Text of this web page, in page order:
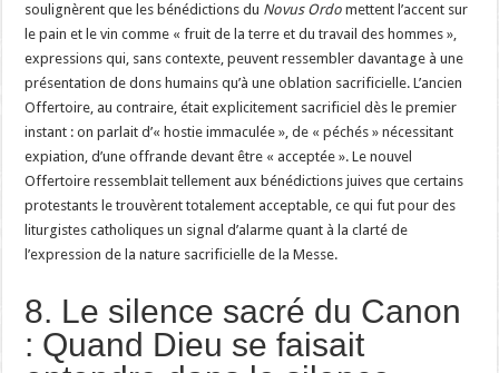
soulignèrent que les bénédictions du Novus Ordo mettent l’accent sur
le pain et le vin comme « fruit de la terre et du travail des hommes »,
expressions qui, sans contexte, peuvent ressembler davantage à une
présentation de dons humains qu’à une oblation sacrificielle. L’ancien
Offertoire, au contraire, était explicitement sacrificiel dès le premier
instant : on parlait d’« hostie immaculée », de « péchés » nécessitant
expiation, d’une offrande devant être « acceptée ». Le nouvel
Offertoire ressemblait tellement aux bénédictions juives que certains
protestants le trouvèrent totalement acceptable, ce qui fut pour des
liturgistes catholiques un signal d’alarme quant à la clarté de
l’expression de la nature sacrificielle de la Messe.
8. Le silence sacré du Canon
: Quand Dieu se faisait